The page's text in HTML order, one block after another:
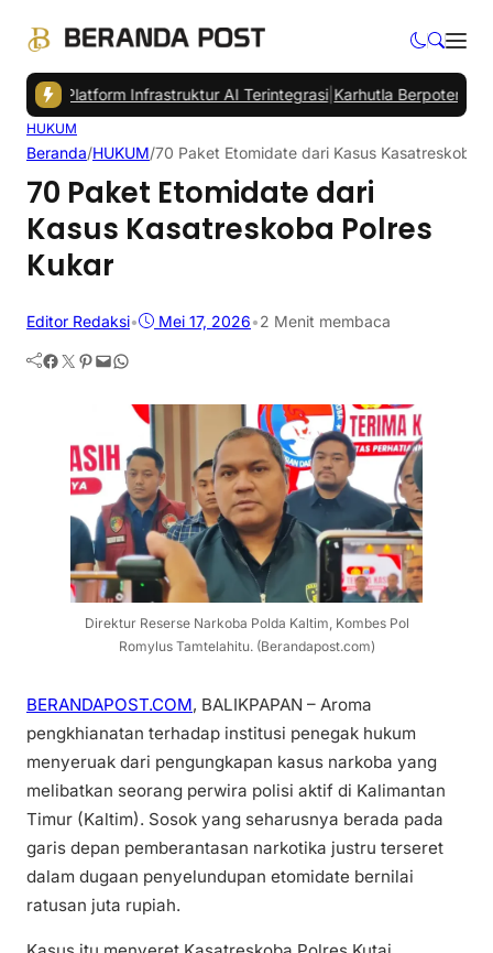
Platform Infrastruktur AI Terintegrasi|Karhutla Berpotensi Ancam
HUKUM
Beranda/HUKUM/70 Paket Etomidate dari Kasus Kasatreskoba
70 Paket Etomidate dari
Kasus Kasatreskoba Polres
Kukar
Editor Redaksi• Mei 17, 2026•2 Menit membaca
Facebook Twitter Pinterest Mail WhatsApp
Direktur Reserse Narkoba Polda Kaltim, Kombes Pol
Romylus Tamtelahitu. (Berandapost.com)
BERANDAPOST.COM, BALIKPAPAN – Aroma
pengkhianatan terhadap institusi penegak hukum
menyeruak dari pengungkapan kasus narkoba yang
melibatkan seorang perwira polisi aktif di Kalimantan
Timur (Kaltim). Sosok yang seharusnya berada pada
garis depan pemberantasan narkotika justru terseret
dalam dugaan penyelundupan etomidate bernilai
ratusan juta rupiah.